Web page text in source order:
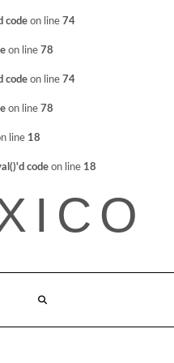
code on line 74
on line 78
code on line 74
on line 78
line 18
code on line 18